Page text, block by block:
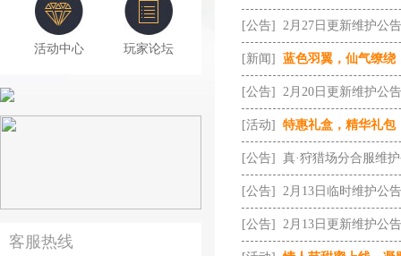
活动中心 玩家论坛
客服热线
[公告] 2月27日更新维护公告
[新闻] 蓝色羽翼，仙气缭绕
[公告] 2月20日更新维护公告
[活动] 特惠礼盒，精华礼包
[公告] 真·狩猎场分合服维
[公告] 2月13日临时维护公告
[公告] 2月13日更新维护公告